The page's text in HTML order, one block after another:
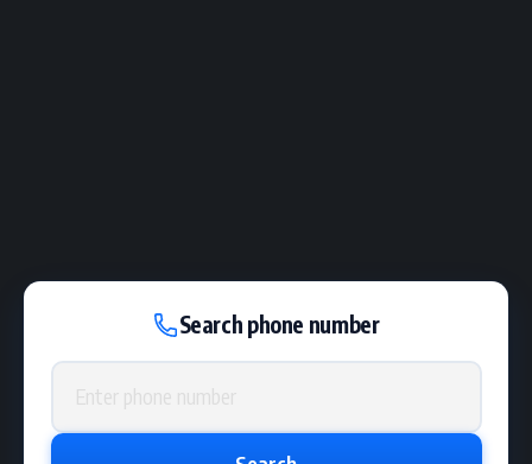
Search phone number
Phone number